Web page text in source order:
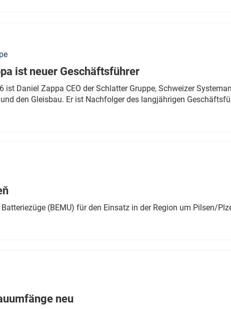
ist neuer Geschäftsführer
ist Daniel Zappa CEO der Schlatter Gruppe, Schweizer
den Gleisbau. Er ist Nachfolger des langjährigen
(BEMU) für den Einsatz in der Region um Pilsen/
neu